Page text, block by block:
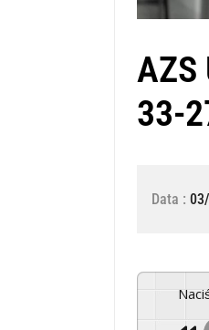
AZS
33-
Data :